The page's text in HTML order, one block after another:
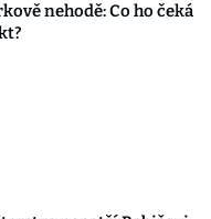
nehodě: Co ho čeká